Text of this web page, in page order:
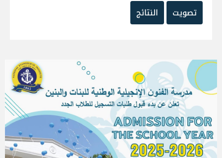
تصويت
النتائج